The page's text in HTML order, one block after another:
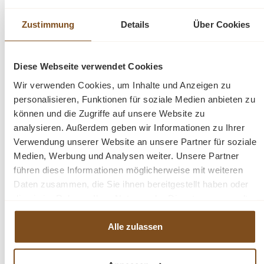
Zustimmung Details Über Cookies
Diese Webseite verwendet Cookies
Wir verwenden Cookies, um Inhalte und Anzeigen zu
personalisieren, Funktionen für soziale Medien anbieten zu
können und die Zugriffe auf unsere Website zu
analysieren. Außerdem geben wir Informationen zu Ihrer
Verwendung unserer Website an unsere Partner für soziale
Medien, Werbung und Analysen weiter. Unsere Partner
führen diese Informationen möglicherweise mit weiteren
Daten zusammen, die Sie ihnen bereitgestellt haben oder
haben.
Alle zulassen
Venedig
Sideboard
recyceltem Teakholz, White Wash
Gewicht: 127 kg
Fragen zum Produkt?
Menü schließen
180 cm Recyceltes Teakholz"
DasSideboard Venedig 180 cmhat eine schöne graue
Produktgalerie überspringen
Ähnliche Produkte